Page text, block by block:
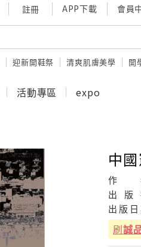
註冊 APP下載 會員
迎新開鞋祭 清爽肌膚美學 開
活動專區 expo
中
作
出
版
出 版 日
刷誠